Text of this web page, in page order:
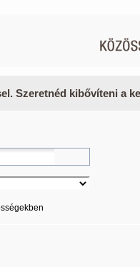
Szeretnéd kibővíteni a